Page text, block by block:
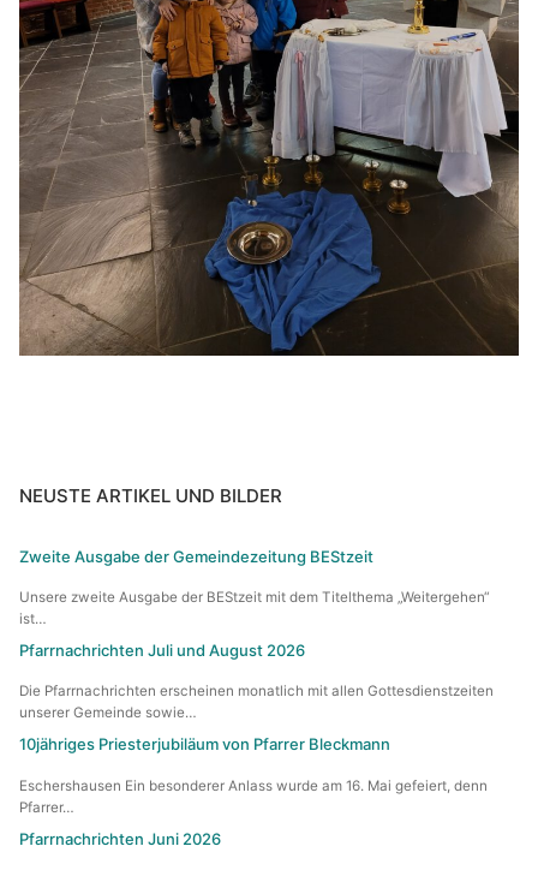
NEUSTE ARTIKEL UND BILDER
Zweite Ausgabe der Gemeindezeitung BEStzeit
Unsere zweite Ausgabe der BEStzeit mit dem Titelthema „Weitergehen“
ist…
Pfarrnachrichten Juli und August 2026
Die Pfarrnachrichten erscheinen monatlich mit allen Gottesdienstzeiten
unserer Gemeinde sowie…
10jähriges Priesterjubiläum von Pfarrer Bleckmann
Eschershausen Ein besonderer Anlass wurde am 16. Mai gefeiert, denn
Pfarrer…
Pfarrnachrichten Juni 2026